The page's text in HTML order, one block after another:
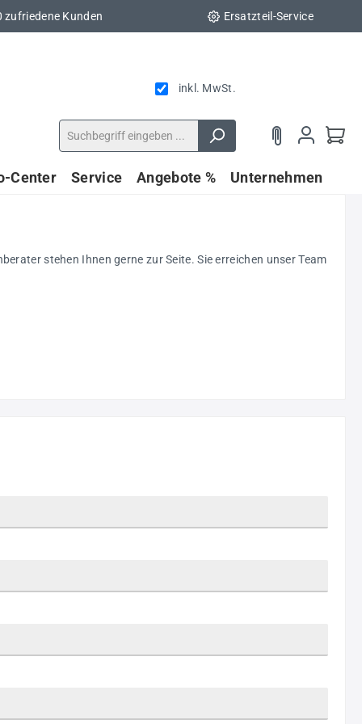
zufriedene Kunden Ersatzteil-Service
inkl. MwSt.
Center Service Angebote % Unternehmen
stehen Ihnen gerne zur Seite. Sie erreichen unser Team